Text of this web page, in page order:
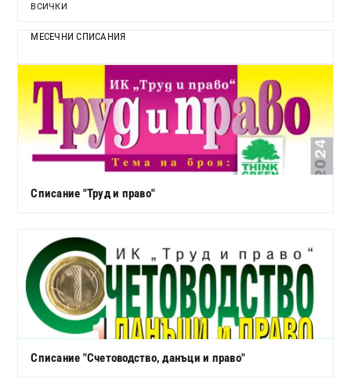
ВСИЧКИ
МЕСЕЧНИ СПИСАНИЯ
Списание "Труд и право"
Списание "Счетоводство, данъци и право"